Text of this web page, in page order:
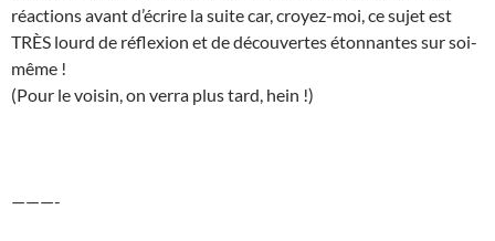
réactions avant d’écrire la suite car, croyez-moi, ce sujet est
TRÈS lourd de réflexion et de découvertes étonnantes sur soi-
même !
(Pour le voisin, on verra plus tard, hein !)
———-